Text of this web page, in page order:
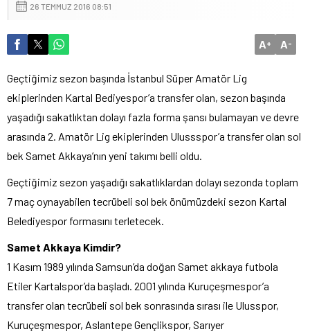
26 TEMMUZ 2016 08:51
A+ A-
Geçtiğimiz sezon başında İstanbul Süper Amatör Lig
ekiplerinden Kartal Bediyespor’a transfer olan, sezon başında
yaşadığı sakatlıktan dolayı fazla forma şansı bulamayan ve devre
arasında 2. Amatör Lig ekiplerinden Ulussspor’a transfer olan sol
bek Samet Akkaya’nın yeni takımı belli oldu.
Geçtiğimiz sezon yaşadığı sakatlıklardan dolayı sezonda toplam
7 maç oynayabilen tecrübeli sol bek önümüzdeki sezon Kartal
Belediyespor formasını terletecek.
Samet Akkaya Kimdir?
1 Kasım 1989 yılında Samsun’da doğan Samet akkaya futbola
Etiler Kartalspor’da başladı. 2001 yılında Kuruçeşmespor’a
transfer olan tecrübeli sol bek sonrasında sırası ile Ulusspor,
Kuruçeşmespor, Aslantepe Gençlikspor, Sarıyer